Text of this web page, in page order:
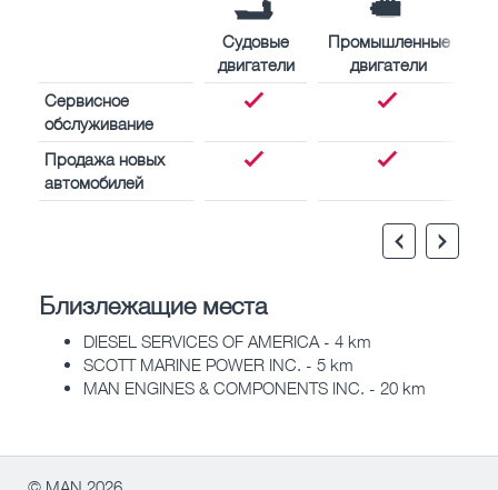
Судовые
двигатели
Промышленные
двигатели
Сервисное
обслуживание
Продажа новых
автомобилей
Близлежащие места
DIESEL SERVICES OF AMERICA - 4 km
SCOTT MARINE POWER INC. - 5 km
MAN ENGINES & COMPONENTS INC. - 20 km